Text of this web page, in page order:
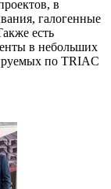
в
галогенные
есть
в небольших
по TRIAC